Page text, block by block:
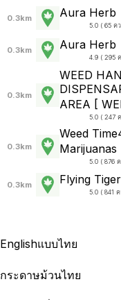
0.3km Aura Herb
5.0 ( 65 ค
0.3km Aura Herb
4.9 ( 295
0.3km
WEED
AREA [
5.0 ( 247
0.3km
Weed
Marijuanas
5.0 ( 876
0.3km Flying
5.0 ( 841
Englishแบบไทย
กระดาษม้วนไทย